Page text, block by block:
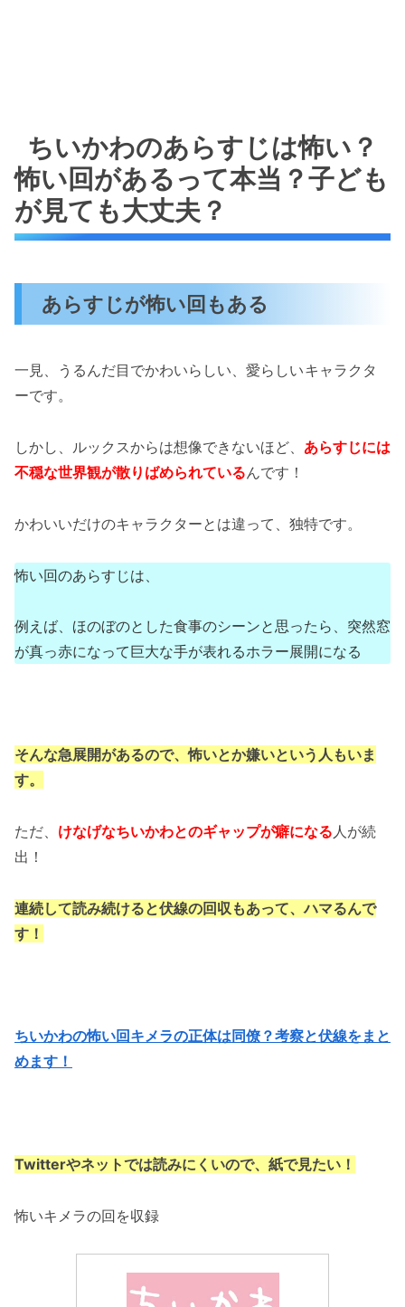
ちいかわのあらすじは怖い？
怖い回があるって本当？子ども
が見ても大丈夫？
あらすじが怖い回もある
一見、うるんだ目でかわいらしい、愛らしいキャラクタ
ーです。
しかし、ルックスからは想像できないほど、 あらすじには
不穏な世界観が散りばめられているんです！
かわいいだけのキャラクターとは違って、独特です。
怖い回のあらすじは、
例えば、ほのぼのとした食事のシーンと思ったら、突然窓
が真っ赤になって巨大な手が表れるホラー展開になる
そんな急展開があるので、怖いとか嫌いという人もいま
す。
ただ、 けなげなちいかわとのギャップが癖になる 人が続
出！
連続して読み続けると伏線の回収もあって、ハマるんで
す！
ちいかわの怖い回キメラの正体は同僚？考察と伏線をまと
めます！
Twitterやネットでは読みにくいので、紙で見たい！
怖いキメラの回を収録